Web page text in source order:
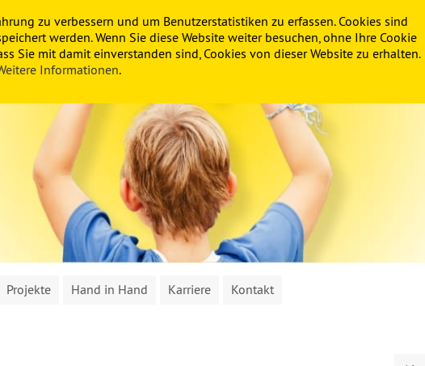
Projekte Hand in Hand Karriere Kontakt
zu verbessern und um Benutzerstatistiken zu erfassen. Cookies sind
werden. Wenn Sie diese Website weiter besuchen, ohne Ihre Cookie
Sie mit damit einverstanden sind, Cookies von dieser Website zu erhalten.
Informationen.